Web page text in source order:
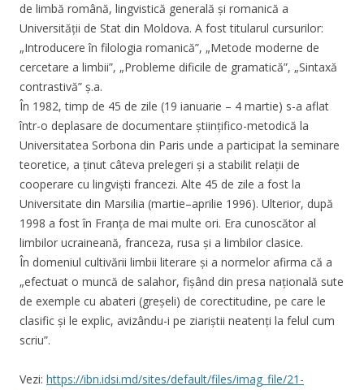
de limbă română, lingvistică generală și romanică a
Universității de Stat din Moldova. A fost titularul cursurilor:
„Introducere în filologia romanică”, „Metode moderne de
cercetare a limbii”, „Probleme dificile de gramatică”, „Sintaxă
contrastivă” ș.a.
În 1982, timp de 45 de zile (19 ianuarie – 4 martie) s-a aflat
într-o deplasare de documentare științifico-metodică la
Universitatea Sorbona din Paris unde a participat la seminare
teoretice, a ținut câteva prelegeri și a stabilit relații de
cooperare cu lingviști francezi. Alte 45 de zile a fost la
Universitate din Marsilia (martie–aprilie 1996). Ulterior, după
1998 a fost în Franța de mai multe ori. Era cunoscător al
limbilor ucraineană, franceza, rusa și a limbilor clasice.
În domeniul cultivării limbii literare și a normelor afirma că a
„efectuat o muncă de salahor, fișând din presa națională sute
de exemple cu abateri (greșeli) de corectitudine, pe care le
clasific și le explic, avizându-i pe ziariștii neatenți la felul cum
scriu”.
Vezi: https://ibn.idsi.md/sites/default/files/imag_file/21-